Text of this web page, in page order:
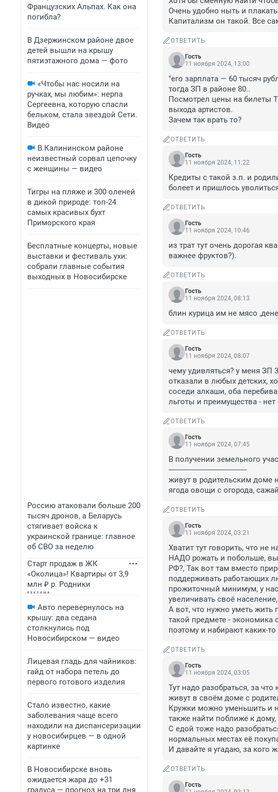
Французских Альпах. Как она
погибла?
В Дзержинском районе двое
детей вышли на крышу
пятиэтажного дома — фото
«Чтобы нас носили на
ручках, мы любим»: нерпа
Сергеевна, которую спасли
бельком, стала звездой Сети.
Видео
В Калининском районе
неизвестный сорвал цепочку
с женщины — видео
Тигры на пляже и 300 оленей
в дикой природе: топ-24
самых красивых бухт
Приморского края
Бесплатные концерты, новые
выставки и фестиваль ухи:
собрали главные события
выходных в Новосибирске
Россию атаковали больше 200
тысяч дронов, а Беларусь
стягивает войска к
украинской границе: главное
об СВО за неделю
Старт продаж в ЖК
«Околица»! Квартиры от 3,9
млн ₽ р. Родники
Авто перевернулось на
крышу: два седана
столкнулись под
Новосибирском — видео
Лицевая гладь для чайников:
гайд от набора петель до
первого готового изделия
Стало известно, какие
заболевания чаще всего
находили на диспансеризации
у новосибирцев — в одной
картинке
В Новосибирске вновь
ожидается жара до +31
градуса — прогноз на три дня
Очень удобно ныть и
Капитализм он такой. Все
ОТВЕТИТЬ
Гость
11 ноября 2024, 13:00
"его зарплата — 60 тысяч
тогда ЗП в районе 80..
Посмотрел цены на билеты
выхода артистов.
Зачем так врать то?
ОТВЕТИТЬ
Гость
11 ноября 2024, 11:22
Кредиты с такой з.п. и
болеет и пришлось
ОТВЕТИТЬ
Гость
11 ноября 2024, 10:46
из трат тут очень дорогая
важнее фруктов?).
ОТВЕТИТЬ
Гость
11 ноября 2024, 08:13
блин курица им не мясо
ОТВЕТИТЬ
Гость
11 ноября 2024, 08:07
чему удивляться? у меня ЗП
отказали в любых детских,
соседи алкаши, оба
льготы и преимущества -
ОТВЕТИТЬ
Гость
11 ноября 2024, 07:45
В получении земельного
--------------------------------------
живут в родительским доме
ягода овощи с огорода,
ОТВЕТИТЬ
Гость
11 ноября 2024, 03:21
Хватит тут говорить, что не
НАДО рожать и побольше, вы
РФ?, Так вот там вместо
поддерживать работающих
прожиточный минимум, у нас
увеличивать своё
А вот, что нужно уметь жить
такой предмете - экономика
поэтому и набирают каких-
ОТВЕТИТЬ
Гость
11 ноября 2024, 03:05
Тут надо разобраться, за
живут в своём доме с
Кружки можно уменьшить и
также найти поближе к
С едой тоже надо
нормальных местах её
И давайте я угадаю, за кого
ОТВЕТИТЬ
Гость